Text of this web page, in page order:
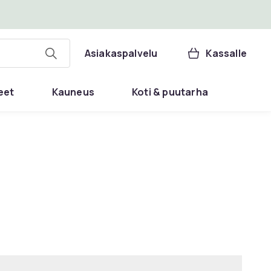
Asiakaspalvelu Kassalle
Kauneus Koti & puutarha